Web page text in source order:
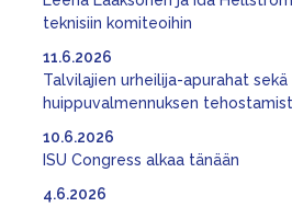
teknisiin komiteoihin
Talvilajien urheilija-apurahat sekä
huippuvalmennuksen
11.6.2026
ISU Congress alkaa tänään
10.6.2026
4.6.2026